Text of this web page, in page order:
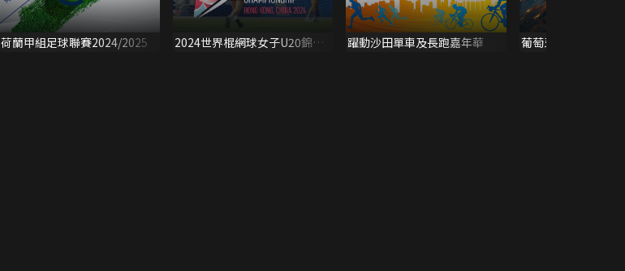
荷蘭甲組足球聯賽2024/2025
2024世界棍網球女子U20錦標
躍動沙田單車及長跑嘉年華 葡萄牙超級盃 2025